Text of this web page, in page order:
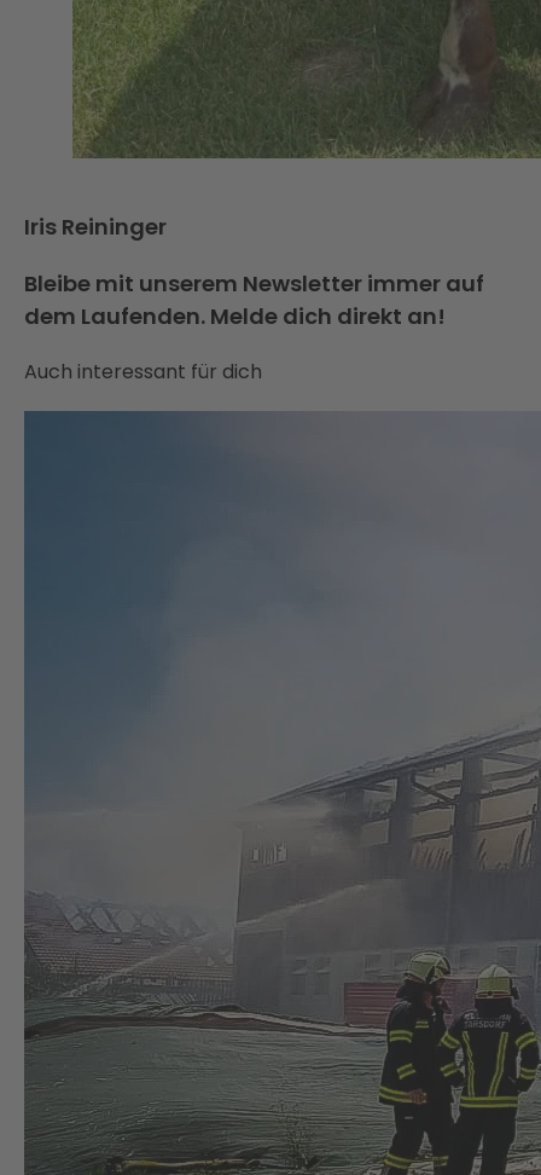
Iris Reininger
Bleibe mit unserem Newsletter immer auf
dem Laufenden. Melde dich direkt an!
Auch interessant für dich